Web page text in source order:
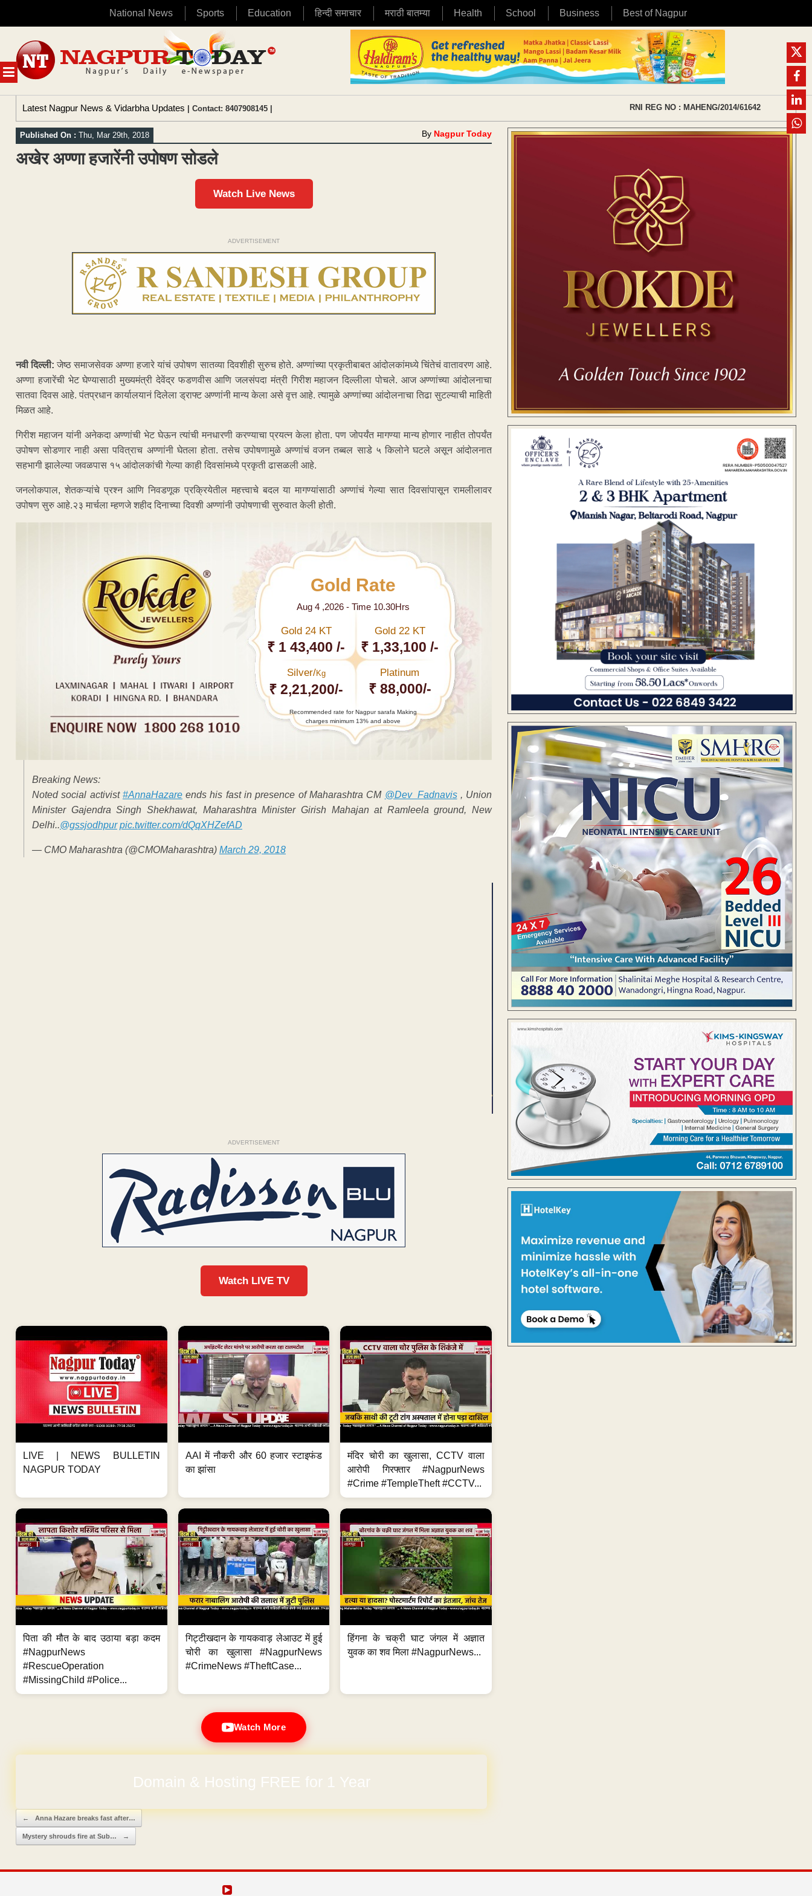
National News Sports Education हिन्दी समाचार मराठी बातम्या Health School Business Best of Nagpur
MENU
content
Latest Nagpur News & Vidarbha Updates | Contact: 8407908145 | RNI REG NO : MAHENG/2014/61642
Published On : Thu, Mar 29th, 2018 By Nagpur Today
अखेर अण्णा हजारेंनी उपोषण सोडले
Watch Live News
ADVERTISEMENT
नवी दिल्ली: जेष्ठ समाजसेवक अण्णा हजारे यांचं उपोषण सातव्या दिवशीही सुरुच होते. अण्णांच्या प्रकृतीबाबत आंदोलकांमध्ये चिंतेचं वातावरण आहे.
अण्णा हजारेंची भेट घेण्यासाठी मुख्यमंत्री देवेंद्र फडणवीस आणि जलसंपदा मंत्री गिरीश महाजन दिल्लीला पोचले. आज अण्णांच्या आंदोलनाचा
सातवा दिवस आहे. पंतप्रधान कार्यालयानं दिलेला ड्राफ्ट अण्णांनी मान्य केला असे वृत्त आहे. त्यामुळे अण्णांच्या आंदोलनाचा तिढा सुटल्याची माहिती
मिळत आहे.
गिरीश महाजन यांनी अनेकदा अण्णांची भेट घेऊन त्यांची मनधारणी करण्याचा प्रयत्न केला होता. पण जोपर्यंत मागण्या मान्य होणार नाहीत तोपर्यंत
उपोषण सोडणार नाही असा पवित्राच अण्णांनी घेतला होता. तसेच उपोषणामुळे अण्णांचं वजन तब्बल साडे ५ किलोने घटले असून आंदोलनात
सहभागी झालेल्या जवळपास १५ आंदोलकांची गेल्या काही दिवसांमध्ये प्रकृती ढासळली आहे.
जनलोकपाल, शेतकऱ्यांचे प्रश्न आणि निवडणूक प्रक्रियेतील महत्त्वाचे बदल या मागण्यांसाठी अण्णांचं गेल्या सात दिवसांपासून रामलीलावर
उपोषण सुरु आहे.२३ मार्चला म्हणजे शहीद दिनाच्या दिवशी अण्णांनी उपोषणाची सुरुवात केली होती.
Gold Rate
Aug 4 ,2026 - Time 10.30Hrs
Gold 24 KT
₹ 1 43,400 /-
Gold 22 KT
₹ 1,33,100 /-
Silver/Kg
₹ 2,21,200/-
Platinum
₹ 88,000/-
Recommended rate for Nagpur sarafa Making
charges minimum 13% and above
Breaking News:
Noted social activist #AnnaHazareends his fast in presence of Maharashtra CM @Dev_Fadnavis, Union
Minister Gajendra Singh Shekhawat, Maharashtra Minister Girish Mahajan at Ramleela ground, New
Delhi..@gssjodhpur pic.twitter.com/dQqXHZefAD
— CMO Maharashtra (@CMOMaharashtra) March 29, 2018
ADVERTISEMENT
Watch LIVE TV
LIVE | NEWS BULLETIN
NAGPUR TODAY
AAI में नौकरी और 60 हजार स्टाइफंड
का झांसा
मंदिर चोरी का खुलासा, CCTV वाला
आरोपी गिरफ्तार #NagpurNews
#Crime #TempleTheft #CCTV...
पिता की मौत के बाद उठाया बड़ा कदम
#NagpurNews
#RescueOperation
#MissingChild #Police...
गिट्टीखदान के गायकवाड़ लेआउट में हुई
चोरी का खुलासा #NagpurNews
#CrimeNews #TheftCase...
हिंगना के चक्री घाट जंगल में अज्ञात
युवक का शव मिला #NagpurNews...
Watch More
Domain & Hosting FREE for 1 Year
Post navigation
← Anna Hazare breaks fast after…
Mystery shrouds fire at Sub… →